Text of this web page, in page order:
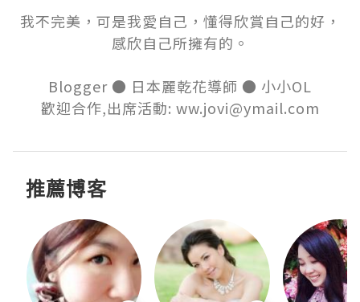
我不完美，可是我愛自己，懂得欣賞自己的好，
感欣自己所擁有的。
Blogger ● 日本麗乾花導師 ● 小小OL
歡迎合作,出席活動: ww.jovi@ymail.com
推薦博客